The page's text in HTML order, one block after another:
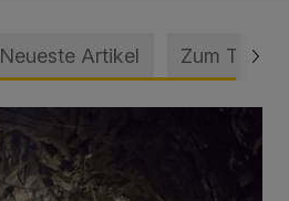
Neueste Artikel Zum Thema